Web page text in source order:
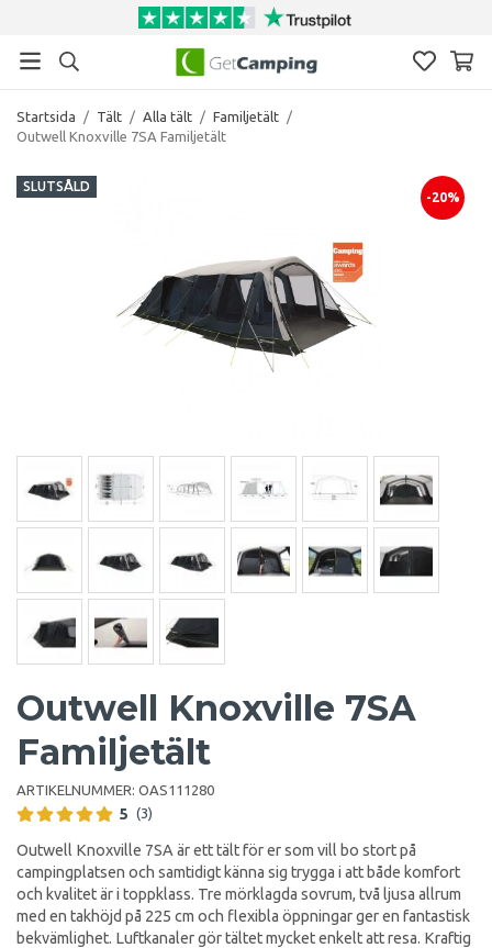
Startsida / Tält / Alla tält / Familjetält /
Outwell Knoxville 7SA Familjetält
SLUTSÅLD
-20%
Outwell Knoxville 7SA
Familjetält
ARTIKELNUMMER: OAS111280
5 (3)
Outwell Knoxville 7SA är ett tält för er som vill bo stort på
campingplatsen och samtidigt känna sig trygga i att både komfort
och kvalitet är i toppklass. Tre mörklagda sovrum, två ljusa allrum
med en takhöjd på 225 cm och flexibla öppningar ger en fantastisk
bekvämlighet. Luftkanaler gör tältet mycket enkelt att resa. Kraftig